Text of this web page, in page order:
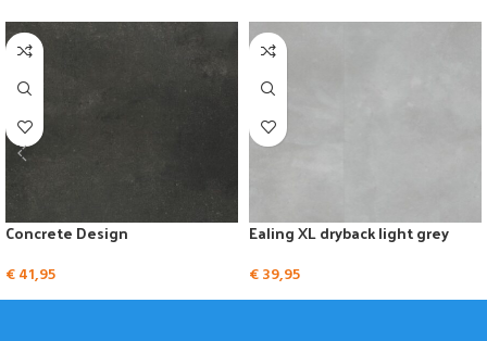
Concrete Design
€41,95
Ealing XL dryback light grey
€39,95